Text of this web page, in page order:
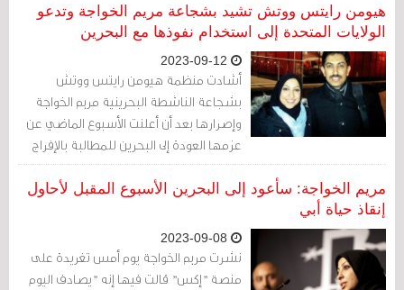
للمطالبة بالإفراج عن والدها، عبد الهادي
وعن جميع سجناء الرأي".
هيومن رايتس ووتش تشيد بشجاعة مريم الخواجة وتدعو
الولايات المتحدة إلى استخدام نفوذها مع البحرين
أشادت منظمة هيومن رايتس ووتش
بشجاعة الناشطة البحرينية مريم الخواجة
وإصرارها بعد أن أعلنت الأسبوع الماضي عن
عزمها العودة إلى البحرين للمطالبة بالإفراج
عن والدها سجين الرأي عبد الهادي الخواجة
وغيره من النشطاء المسجونين ظلمًا في
مريم الخواجة: سأعود إلى البحرين الأسبوع المقبل لأحاول
إنقاذ حياة أبي
نشرت مريم الخواجة يوم أمس تغريدة على
منصة "إكس" قالت فيها إنه "يصادف اليوم